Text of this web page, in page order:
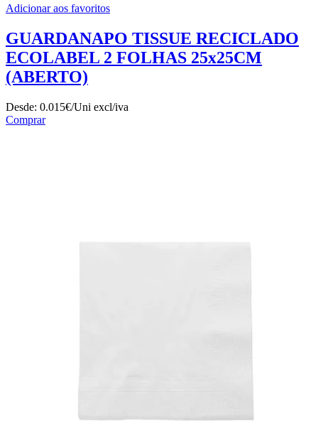
Adicionar aos favoritos
GUARDANAPO TISSUE RECICLADO
ECOLABEL 2 FOLHAS 25x25CM
(ABERTO)
Desde: 0.015€/Uni excl/iva
Comprar